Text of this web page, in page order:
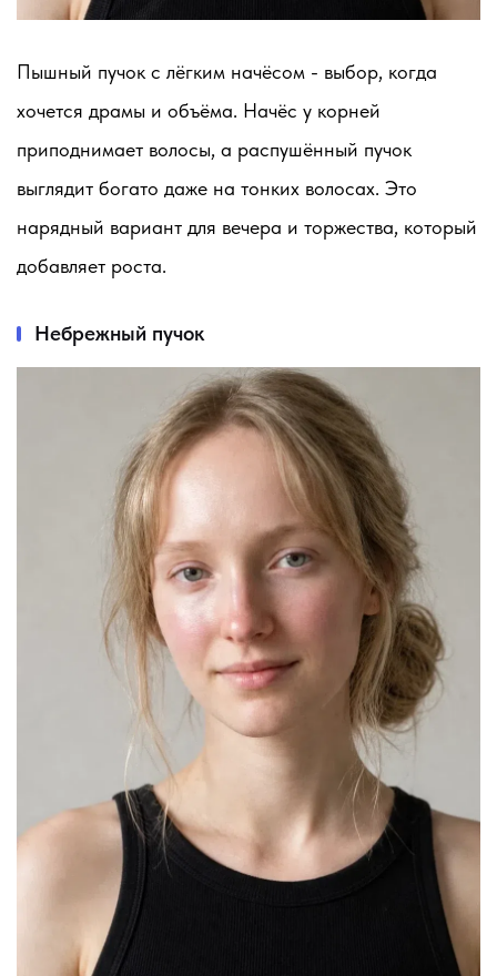
Пышный пучок с лёгким начёсом - выбор, когда
хочется драмы и объёма. Начёс у корней
приподнимает волосы, а распушённый пучок
выглядит богато даже на тонких волосах. Это
нарядный вариант для вечера и торжества, который
добавляет роста.
Небрежный пучок